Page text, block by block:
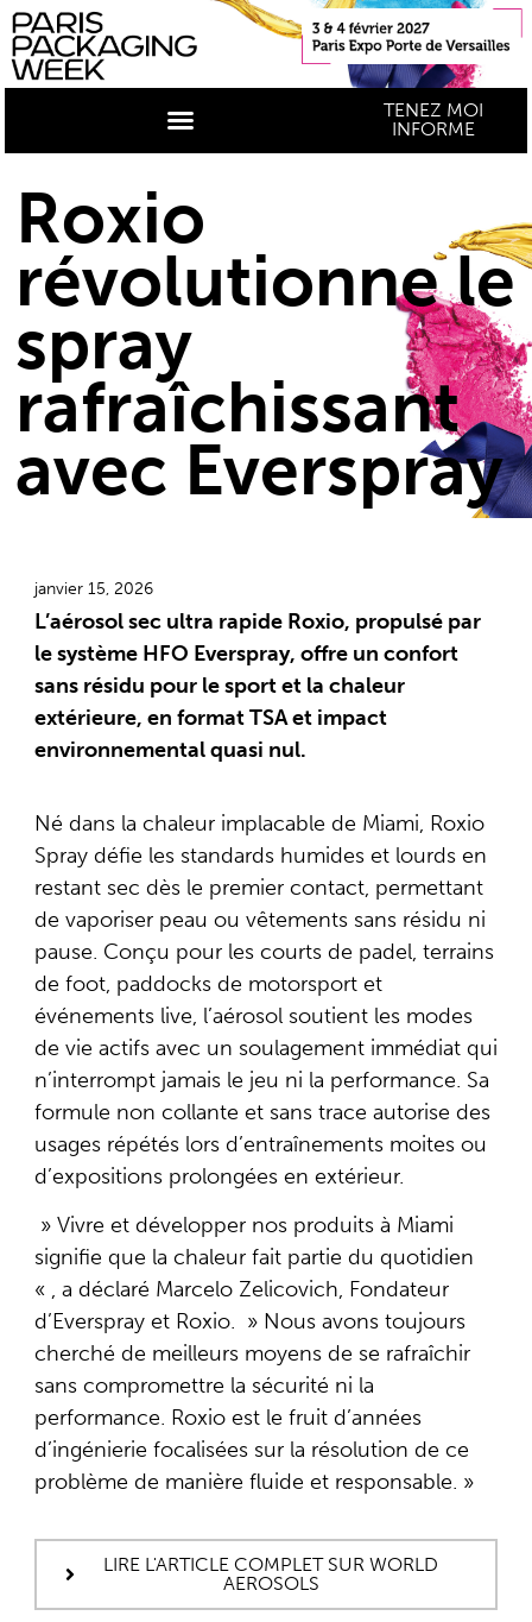
TENEZ MOI
INFORME
Roxio
révolutionne le
spray
rafraîchissant
avec Everspray
janvier 15, 2026
L’aérosol sec ultra rapide Roxio, propulsé par
le système HFO Everspray, offre un confort
sans résidu pour le sport et la chaleur
extérieure, en format TSA et impact
environnemental quasi nul.
Né dans la chaleur implacable de Miami, Roxio
Spray défie les standards humides et lourds en
restant sec dès le premier contact, permettant
de vaporiser peau ou vêtements sans résidu ni
pause. Conçu pour les courts de padel, terrains
de foot, paddocks de motorsport et
événements live, l’aérosol soutient les modes
de vie actifs avec un soulagement immédiat qui
n’interrompt jamais le jeu ni la performance. Sa
formule non collante et sans trace autorise des
usages répétés lors d’entraînements moites ou
d’expositions prolongées en extérieur.
» Vivre et développer nos produits à Miami
signifie que la chaleur fait partie du quotidien
« , a déclaré Marcelo Zelicovich, Fondateur
d’Everspray et Roxio. » Nous avons toujours
cherché de meilleurs moyens de se rafraîchir
sans compromettre la sécurité ni la
performance. Roxio est le fruit d’années
d’ingénierie focalisées sur la résolution de ce
problème de manière fluide et responsable. »
LIRE L'ARTICLE COMPLET SUR WORLD
AEROSOLS